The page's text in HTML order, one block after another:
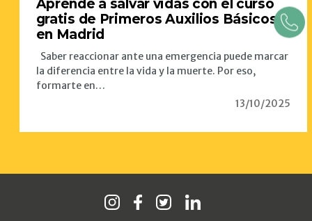
Aprende a salvar vidas con el curso
gratis de Primeros Auxilios Básicos
en Madrid
13/10/2025
Saber reaccionar ante una emergencia puede marcar
la diferencia entre la vida y la muerte. Por eso,
formarte en…